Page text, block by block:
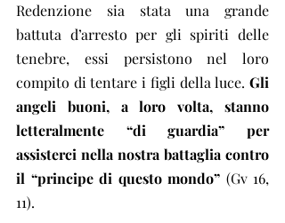
Redenzione sia stata una grande
battuta d’arresto per gli spiriti delle
tenebre, essi persistono nel loro
compito di tentare i figli della luce. Gli
angeli buoni, a loro volta, stanno
letteralmente “di guardia” per
assisterci nella nostra battaglia contro
il “principe di questo mondo” (Gv 16,
11).